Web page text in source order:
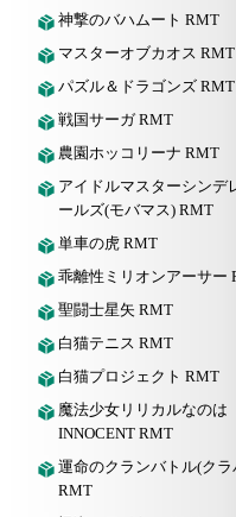
神撃のバハムート RMT
マスターオブカオス RMT
パズル＆ドラゴンズ RMT
戦国サーガ RMT
農園ホッコリーナ RMT
アイドルマスターシンデ
ールズ(モバマス) RMT
単車の虎 RMT
乖離性ミリオンアーサー
聖闘士星矢 RMT
白猫テニス RMT
白猫プロジェクト RMT
魔法少女リリカルなのは
INNOCENT RMT
運命のクランバトル(クラ
RMT